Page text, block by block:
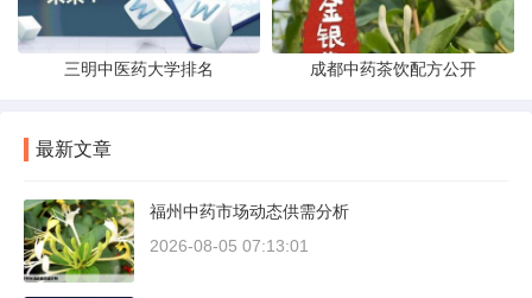
三明中医药大学排名 成都中药茶饮配方公开
最新文章
福州中药市场动态供需分析
2026-08-05 07:13:01